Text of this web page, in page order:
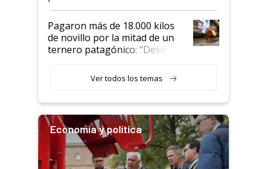
Pagaron más de 18.000 kilos
de novillo por la mitad de un
ternero patagónico: "Desde
llamar la atención"
Ver todos los temas
Economía y política